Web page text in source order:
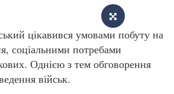
цікавився умовами побуту на
соціальними потребами
Однією з тем обговорення
військ.